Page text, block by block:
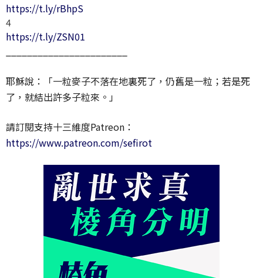
https://t.ly/rBhpS
4
https://t.ly/ZSN01
耶穌說：「一粒麥子不落在地裏死了，仍舊是一粒；若是死
了，就結出許多子粒來。」
請訂閱支持十三維度Patreon：
https://www.patreon.com/sefirot